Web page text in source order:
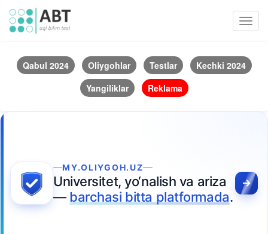
Qabul 2024 Oliygohlar Testlar
Kechki 2024
Yangiliklar
Reklama
MY.OLIYGOH.UZ
Universitet, yo‘nalish va ariza
— barchasi bitta platformada.